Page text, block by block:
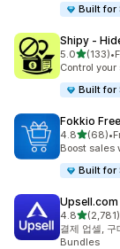
Built for
Shipy ‑
5.0별 5개 중
(133)
총 리뷰 133개
•
Control
Built for
Fokkio
4.8별 5개 중
(68)
총 리뷰 68개
•
Boost sales
Built for
Upsell.com
4.8별 5개 중
(2,781)
총 리뷰 2781
결제 업셀,
Bundles